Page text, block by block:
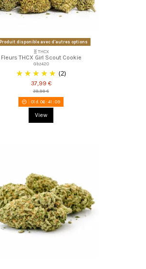
Produit disponible avec d'autres options
🧬THCX
Fleurs THCX Girl Scout Cookie
Gbz420
(2)
37,99 €
39,99 €
01 d. 06:41 :08
View